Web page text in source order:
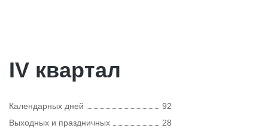
IV квартал
Календарных дней
92
Выходных и праздничных
28